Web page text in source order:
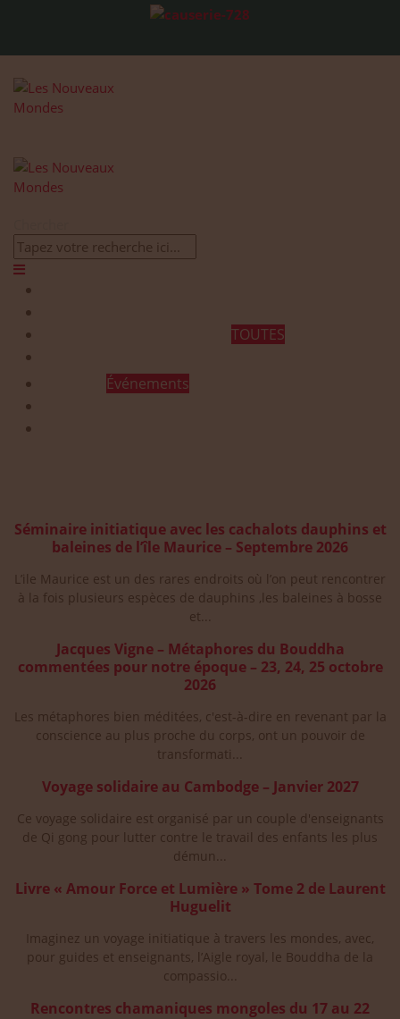
TOUTES
Événements
Séminaire initiatique avec les cachalots dauphins et
baleines de l’île Maurice – Septembre 2026
L’ile Maurice est un des rares endroits où l’on peut rencontrer
à la fois plusieurs espèces de dauphins ,les baleines à bosse
et...
Jacques Vigne – Métaphores du Bouddha
commentées pour notre époque – 23, 24, 25 octobre
2026
Les métaphores bien méditées, c'est-à-dire en revenant par la
conscience au plus proche du corps, ont un pouvoir de
transformati...
Voyage solidaire au Cambodge – Janvier 2027
Ce voyage solidaire est organisé par un couple d'enseignants
de Qi gong pour lutter contre le travail des enfants les plus
démun...
Livre « Amour Force et Lumière » Tome 2 de Laurent
Huguelit
Imaginez un voyage initiatique à travers les mondes, avec,
pour guides et enseignants, l’Aigle royal, le Bouddha de la
compassio...
Rencontres chamaniques mongoles du 17 au 22